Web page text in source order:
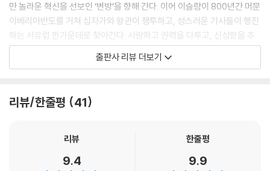
28 리처드 3세, 지옥의 싸움판에 핀 흰 장미
왕의 유골
29 체사레와 루크레치아의 르네상스 시대 막장드라마
마키아벨리가 찬미한 체사레
31 이반 뇌제, 무자비한 폭력으로 신성한 국가를 만들다
32 활력 넘치는 천재들의 도시 피렌체
33 고통 속에서 빛을 명상하는 미켈란젤로의 세 피에타
만 놀라운 혁신을 선보인 ‘변방’을 향해 간다. 이어 이슬람이 800년간 머문
이베리아반도를 거쳐 십자가와 왕관이 쟁투하고, 성스러운 기사들이 행진
하는 서유럽 한가운데로 찾아간다. 사랑하고 권력을 다투고, 신성함을 추
구한 왕궁과 수도원, 마을과 거리 곳곳을 누비고는 천국의 이상을 담은 높
고 빛이 가득한 고딕 성당에서 잠시 쉬어가기도 한다. 전쟁, 기근, 질병의
감동을 누리며 1,000년의 여행을 마친다.
5부로 구성된 이 책의 여정을 따라가다 보면 유럽 곳곳을 방문함은 물론,
기의 시대를 넘어 근대의 입구까지 한달음에 도달한다.
출판사 리뷰 더보기
리뷰/한줄평 41
리뷰
9.4
한줄평
9.9